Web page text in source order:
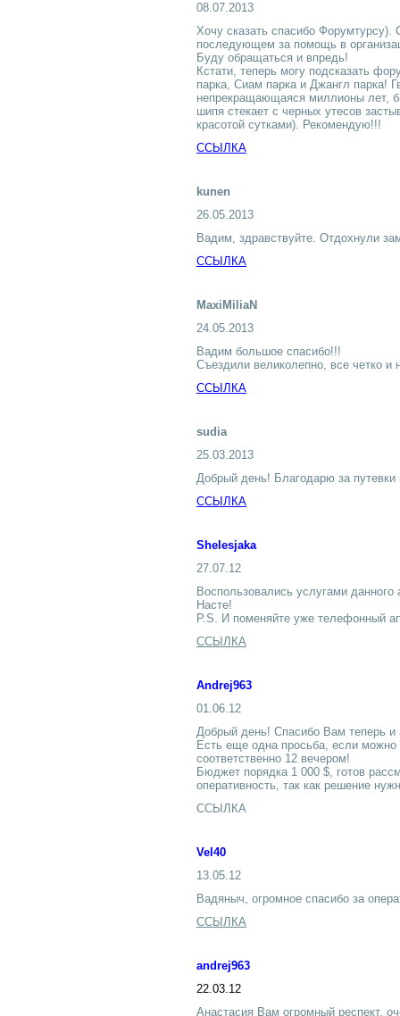
08.07.2013
Хочу сказать спасибо
последующем за помощь в
Буду обращаться и впредь!
Кстати, теперь могу подсказать
парка, Сиам парка и Джангл парка!
непрекращающаяся миллионы лет,
шипя стекает с черных утесов
красотой сутками). Рекомендую!!!
ССЫЛКА
kunen
26.05.2013
Вадим, здравствуйте. Отдохнули
ССЫЛКА
MaxiMiliaN
24.05.2013
Вадим большое спасибо!!!
Съездили великолепно, все четко
ССЫЛКА
sudia
25.03.2013
Добрый день! Благодарю за
ССЫЛКА
Shelesjaka
27.07.12
Воспользовались услугами
Насте!
P.S. И поменяйте уже телефонный
ССЫЛКА
Andrej963
01.06.12
Добрый день! Спасибо Вам теперь
Есть еще одна просьба, если
соответственно 12 вечером!
Бюджет порядка 1 000 $, готов
оперативность, так как решение
ССЫЛКА
Vel40
13.05.12
Вадяныч, огромное спасибо за
ССЫЛКА
andrej963
22.03.12
Анастасия Вам огромный респект,